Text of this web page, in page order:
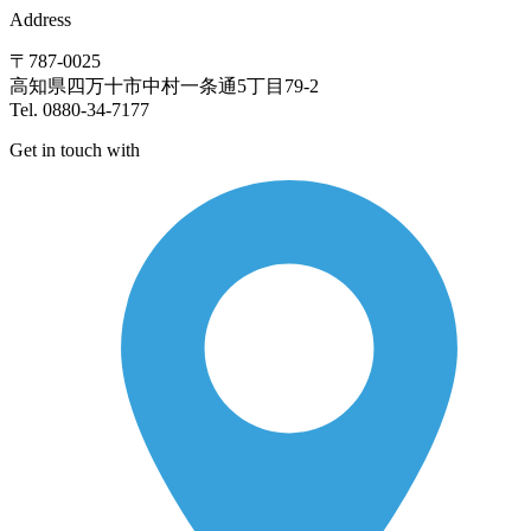
Address
〒787-0025
高知県四万十市中村一条通5丁目79-2
Tel. 0880-34-7177
Get in touch with